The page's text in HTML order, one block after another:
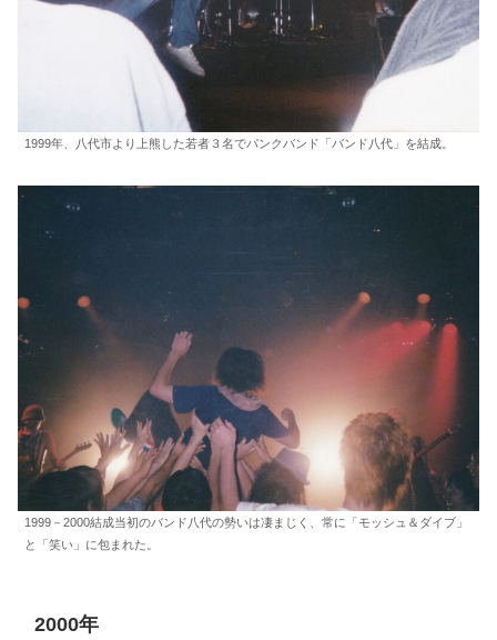
1999年、八代市より上熊した若者３名でパンクバンド「バンド八代」を結成。
1999－2000結成当初のバンド八代の勢いは凄まじく、常に「モッシュ＆ダイブ」
と「笑い」に包まれた。
2000年